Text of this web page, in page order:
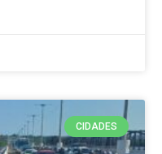
CIDADES